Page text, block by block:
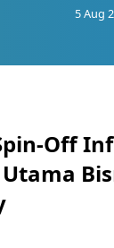
5 Aug
Off